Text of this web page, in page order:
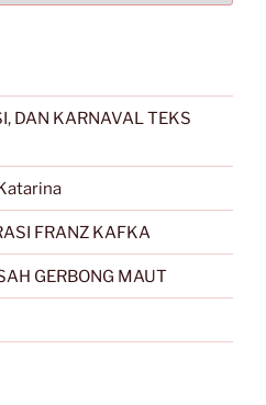
DAN KARNAVAL TEKS
FRANZ KAFKA
GERBONG MAUT